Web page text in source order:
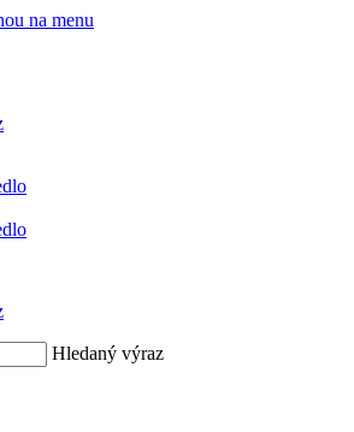
na menu
Hledaný výraz